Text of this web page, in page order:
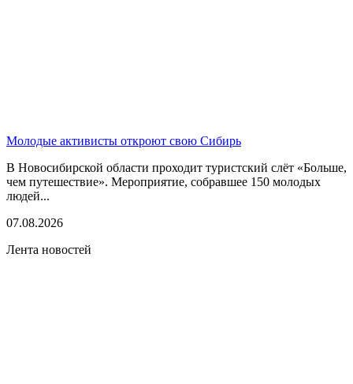
Молодые активисты откроют свою Сибирь
В Новосибирской области проходит туристский слёт «Больше,
чем путешествие». Мероприятие, собравшее 150 молодых
людей...
07.08.2026
Лента новостей